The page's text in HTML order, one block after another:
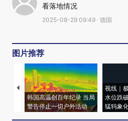
看落地情况
2025-08-29 09:49 · 德国
图片推荐
韩国高温创百年纪录 当局
警告停止一切户外活动
视线｜
水位跌
猛犸象